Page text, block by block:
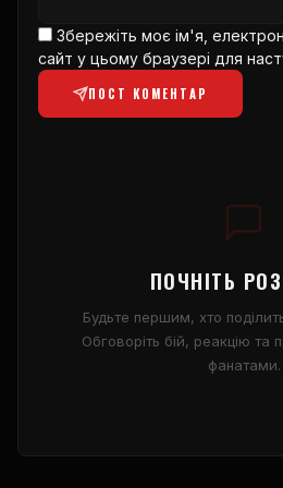
Збережіть моє ім'я,
сайт у цьому браузері для
ПОСТ КОМЕНТАР
ПОЧНІТЬ
Будьте першим, хто
Обговоріть бій, реакцію та
фанатами.